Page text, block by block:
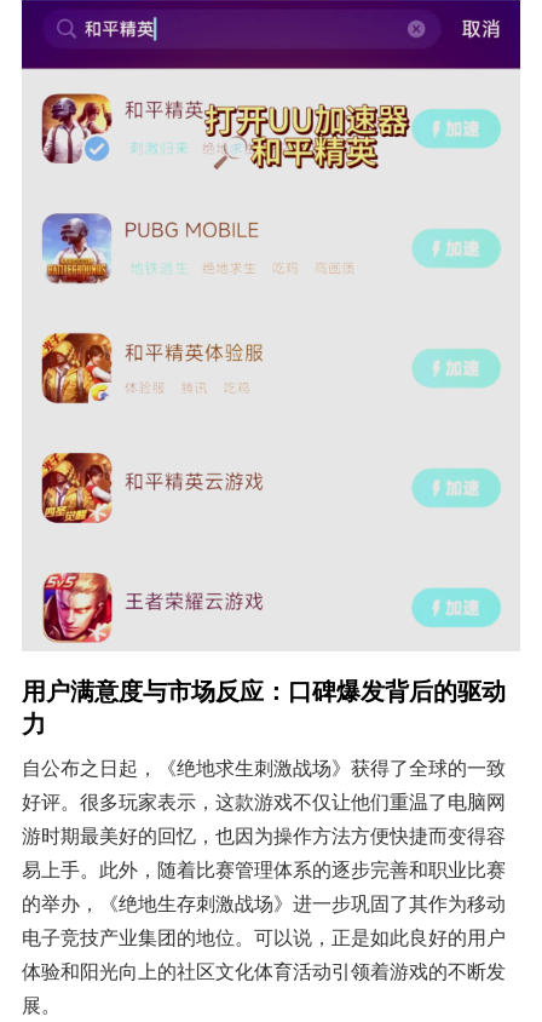
用户满意度与市场反应：口碑爆发背后的驱动
力
自公布之日起，《绝地求生刺激战场》获得了全球的一致
好评。很多玩家表示，这款游戏不仅让他们重温了电脑网
游时期最美好的回忆，也因为操作方法方便快捷而变得容
易上手。此外，随着比赛管理体系的逐步完善和职业比赛
的举办，《绝地生存刺激战场》进一步巩固了其作为移动
电子竞技产业集团的地位。可以说，正是如此良好的用户
体验和阳光向上的社区文化体育活动引领着游戏的不断发
展。